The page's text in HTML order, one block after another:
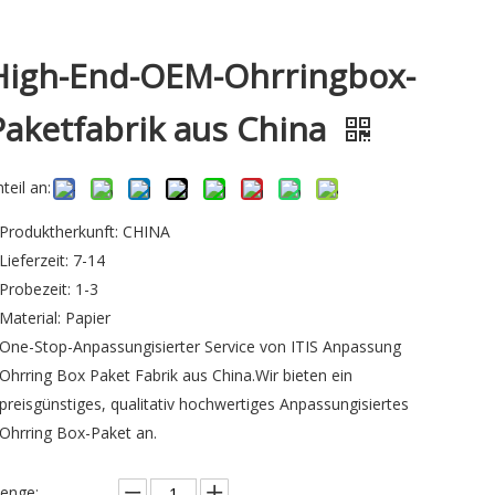
End-OEM-Ohrringbox-
aus China
an:
Produktherkunft: CHINA
Lieferzeit: 7-14
Probezeit: 1-3
Material: Papier
One-Stop-Anpassungisierter Service von ITIS Anpassung
Ohrring Box Paket Fabrik aus China.Wir bieten ein
preisgünstiges, qualitativ hochwertiges Anpassungisiertes
Ohrring Box-Paket an.